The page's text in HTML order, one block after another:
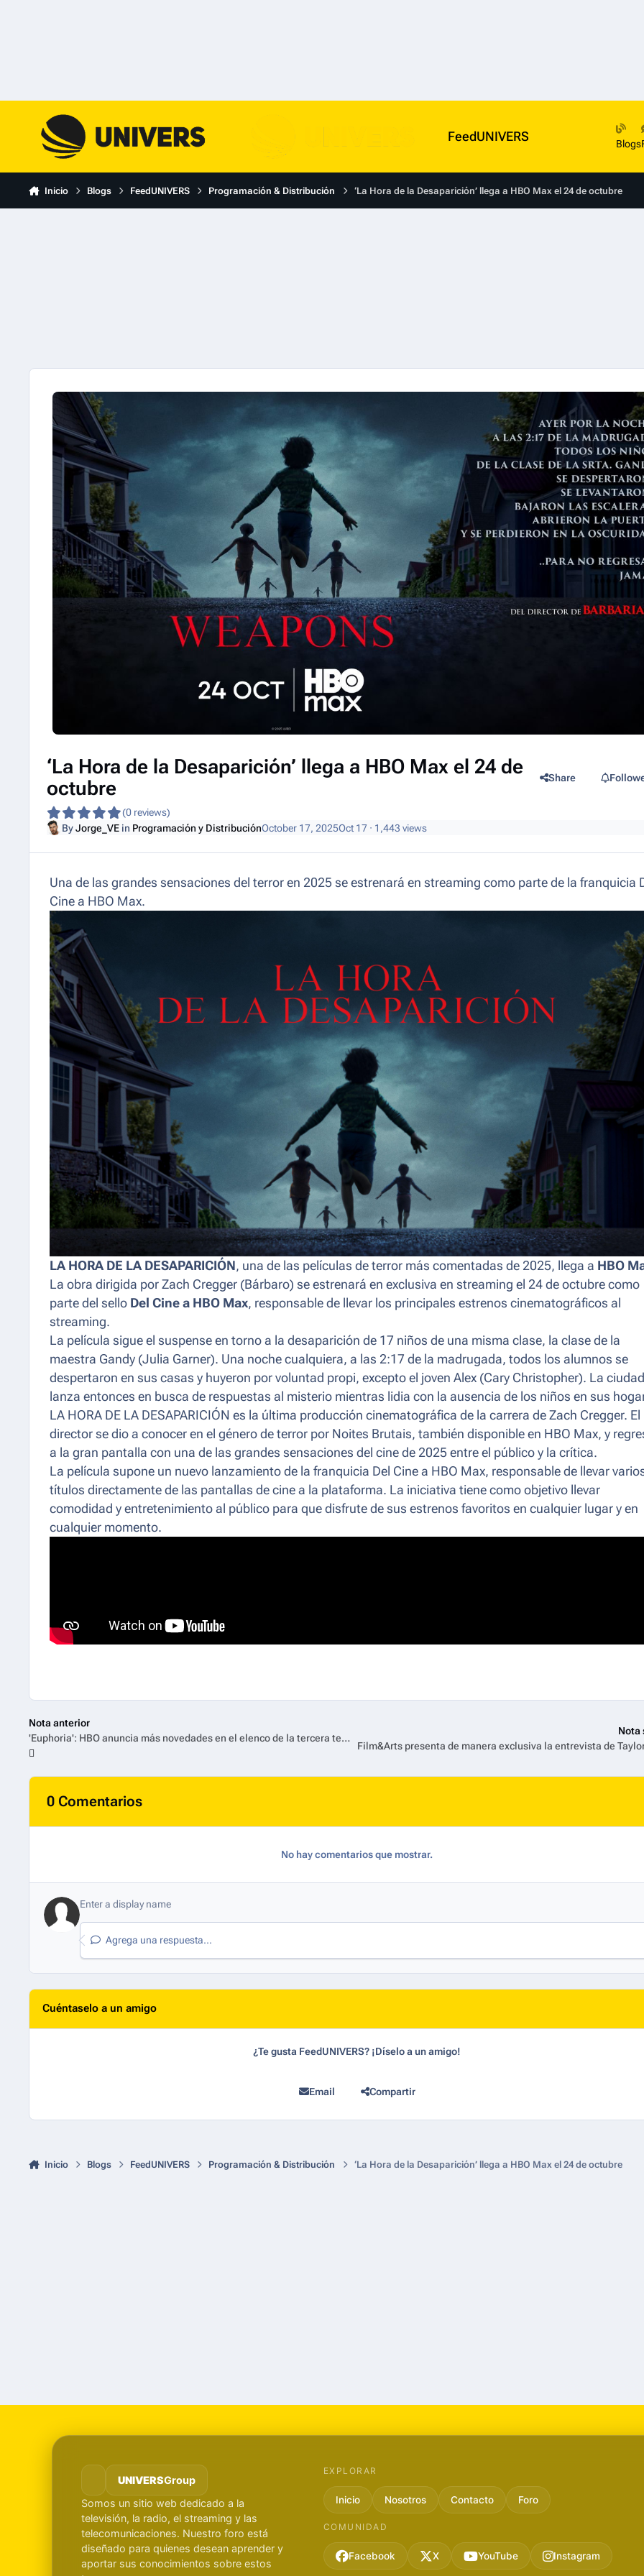
FeedUNIVERS Blogs
Inicio Blogs FeedUNIVERS Programación & Distribución ‘La Hora de la Desaparición’ llega a HBO Max el 24 de octubre
‘La Hora de la Desaparición’ llega a HBO Max el 24 de
octubre
(0 reviews)
Share
ByJorge_VEin Programación y DistribuciónOctober 17, 2025Oct 17· 1,443 views
Una de las grandes sensaciones del terror en 2025 se estrenará en streaming como parte de la franquicia
Cine a HBO Max.
LA HORA DE LA DESAPARICIÓN, una de las películas de terror más comentadas de 2025, llega a HBO
La obra dirigida por Zach Cregger (Bárbaro) se estrenará en exclusiva en streaming el 24 de octubre como
parte del sello Del Cine a HBO Max, responsable de llevar los principales estrenos cinematográficos al
streaming.
La película sigue el suspense en torno a la desaparición de 17 niños de una misma clase, la clase de la
maestra Gandy (Julia Garner). Una noche cualquiera, a las 2:17 de la madrugada, todos los alumnos se
despertaron en sus casas y huyeron por voluntad propi, excepto el joven Alex (Cary Christopher). La
lanza entonces en busca de respuestas al misterio mientras lidia con la ausencia de los niños en sus
LA HORA DE LA DESAPARICIÓN es la última producción cinematográfica de la carrera de Zach Cregger. El
director se dio a conocer en el género de terror por Noites Brutais, también disponible en HBO Max, y
a la gran pantalla con una de las grandes sensaciones del cine de 2025 entre el público y la crítica.
La película supone un nuevo lanzamiento de la franquicia Del Cine a HBO Max, responsable de llevar
títulos directamente de las pantallas de cine a la plataforma. La iniciativa tiene como objetivo llevar
comodidad y entretenimiento al público para que disfrute de sus estrenos favoritos en cualquier lugar y en
cualquier momento.
Nota anterior
'Euphoria': HBO anuncia más novedades en el elenco de la tercera temporada de la serie
Nota
0 Comentarios
No hay comentarios que mostrar.
Agrega una respuesta...
Cuéntaselo a un amigo
¿Te gusta FeedUNIVERS? ¡Díselo a un amigo!
Email Compartir
Inicio Blogs FeedUNIVERS Programación & Distribución ‘La Hora de la Desaparición’ llega a HBO Max el 24 de octubre
UNIVERSGroup
Somos un sitio web dedicado a la
televisión, la radio, el streaming y las
telecomunicaciones. Nuestro foro está
diseñado para quienes desean aprender y
aportar sus conocimientos sobre estos
EXPLORAR
Inicio Nosotros Contacto Foro
COMUNIDAD
Facebook X YouTube Instagram